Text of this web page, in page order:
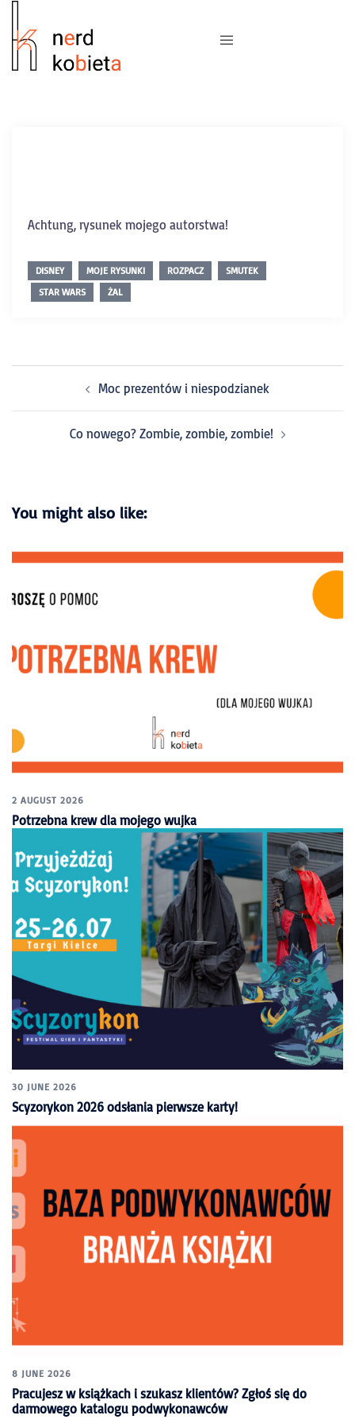
Achtung, rysunek mojego autorstwa!
DISNEY MOJE RYSUNKI ROZPACZ
SMUTEK
STAR WARS
ŻAL
Moc prezentów i niespodzianek
Co nowego? Zombie, zombie, zombie!
You might also like:
2 AUGUST 2026
Potrzebna krew dla mojego wujka
30 JUNE 2026
Scyzorykon 2026 odsłania pierwsze karty!
8 JUNE 2026
Pracujesz w książkach i szukasz klientów? Zgłoś się do
darmowego katalogu podwykonawców